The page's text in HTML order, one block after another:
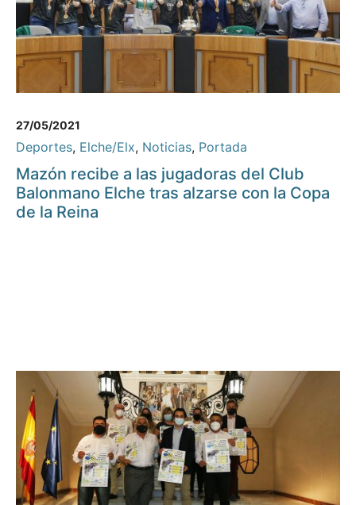
27/05/2021
Deportes, Elche/Elx, Noticias, Portada
Mazón recibe a las jugadoras del Club
Balonmano Elche tras alzarse con la Copa
de la Reina